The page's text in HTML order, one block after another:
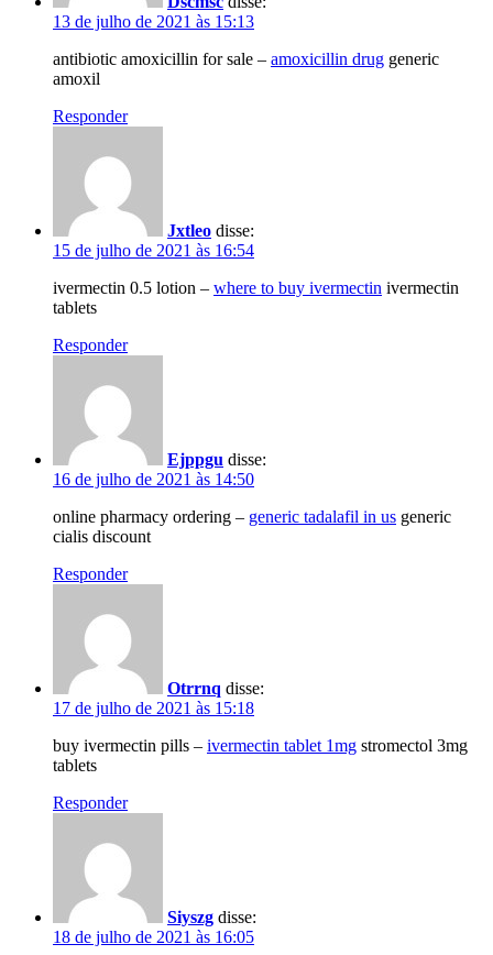
13 de julho de 2021 às 15:13
antibiotic amoxicillin for sale – amoxicillin drug generic
amoxil
Responder
Jxtleo disse:
15 de julho de 2021 às 16:54
ivermectin 0.5 lotion – where to buy ivermectin ivermectin
tablets
Responder
Ejppgu disse:
16 de julho de 2021 às 14:50
online pharmacy ordering – generic tadalafil in us generic
cialis discount
Responder
Otrrnq disse:
17 de julho de 2021 às 15:18
buy ivermectin pills – ivermectin tablet 1mg stromectol 3mg
tablets
Responder
Siyszg disse:
18 de julho de 2021 às 16:05